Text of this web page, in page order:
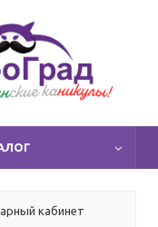
кабинет